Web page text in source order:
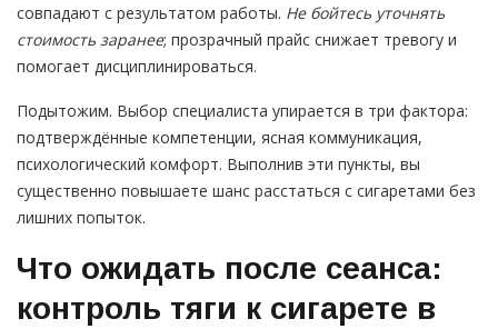
совпадают с результатом работы. Не бойтесь уточнять
стоимость заранее; прозрачный прайс снижает тревогу и
помогает дисциплинироваться.
Подытожим. Выбор специалиста упирается в три фактора:
подтверждённые компетенции, ясная коммуникация,
психологический комфорт. Выполнив эти пункты, вы
существенно повышаете шанс расстаться с сигаретами без
лишних попыток.
Что ожидать после сеанса:
контроль тяги к сигарете в